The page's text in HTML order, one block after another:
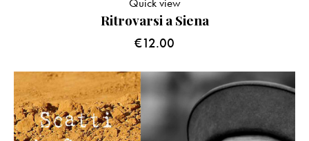
Ritrovarsi a Siena
€12.00